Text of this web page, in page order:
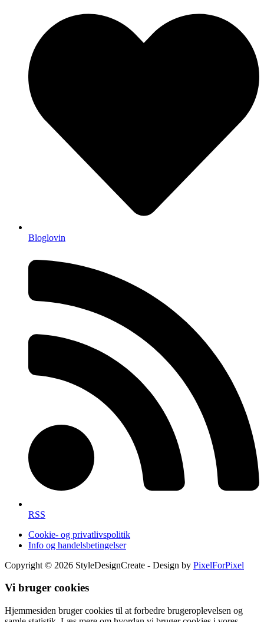
Bloglovin
RSS
Cookie- og privatlivspolitik
Info og handelsbetingelser
Copyright © 2026 StyleDesignCreate - Design by PixelForPixel
Vi bruger cookies
Hjemmesiden bruger cookies til at forbedre brugeroplevelsen og